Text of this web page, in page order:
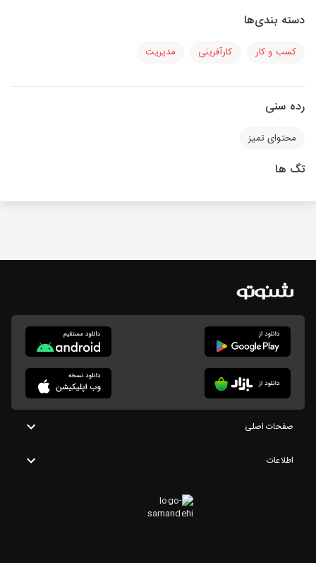
دسته بندی‌ها
کسب و کار کارآفرینی مدیریت
رده سنی
محتوای تمیز
تگ ها
صفحات اصلی
اطلاعات